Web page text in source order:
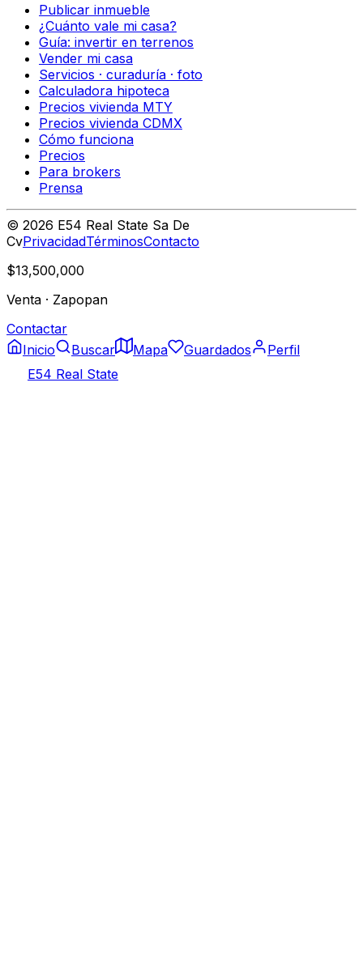
Publicar inmueble
¿Cuánto vale mi casa?
Guía: invertir en terrenos
Vender mi casa
Servicios · curaduría · foto
Calculadora hipoteca
Precios vivienda MTY
Precios vivienda CDMX
Cómo funciona
Precios
Para brokers
Prensa
© 2026 E54 Real State Sa De
CvPrivacidadTérminosContacto
$13,500,000
Venta · Zapopan
Contactar
Inicio
Buscar Mapa Guardados
Perfil
E54 Real State